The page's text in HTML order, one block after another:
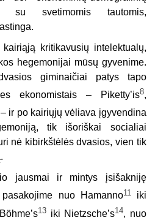
su svetimomis tautomis,
kritikavusių intelektualų,
hegemonijai mūsų gyvenime.
giminaičiai patys tapo
ekonomistais – Piketty’is8,
ir po kairiųjų vėliava įgyvendina
tik išoriškai socialiai
nė kibirkštėlės dvasios, vien tik
jausmai ir mintys įsišakniję
nuo Hamanno11iki
13 iki Nietzsche’s14, nuo